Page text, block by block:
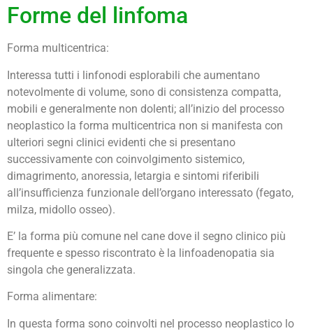
Forme del linfoma
Forma multicentrica:
Interessa tutti i linfonodi esplorabili che aumentano
notevolmente di volume, sono di consistenza compatta,
mobili e generalmente non dolenti; all’inizio del processo
neoplastico la forma multicentrica non si manifesta con
ulteriori segni clinici evidenti che si presentano
successivamente con coinvolgimento sistemico,
dimagrimento, anoressia, letargia e sintomi riferibili
all’insufficienza funzionale dell’organo interessato (fegato,
milza, midollo osseo).
E’ la forma più comune nel cane dove il segno clinico più
frequente e spesso riscontrato è la linfoadenopatia sia
singola che generalizzata.
Forma alimentare:
In questa forma sono coinvolti nel processo neoplastico lo